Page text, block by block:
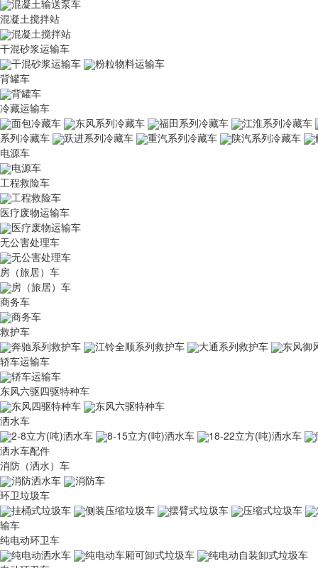
混凝土输送泵车
混凝土搅拌站
混凝土搅拌站
干混砂浆运输车
干混砂浆运输车
粉粒物料运输车
背罐车
背罐车
冷藏运输车
面包冷藏车
东风系列冷藏车 福田系列冷藏车
江淮系列冷藏车
系列冷藏车
跃进系列冷藏车 重汽系列冷藏车 陕汽系列冷藏车
电源车
电源车
工程救险车
工程救险车
医疗废物运输车
医疗废物运输车
无公害处理车
无公害处理车
房（旅居）车
房（旅居）车
商务车
商务车
救护车
奔驰系列救护车
江铃全顺系列救护车 大通系列救护车
东风御
轿车运输车
轿车运输车
东风六驱四驱特种车
东风四驱特种车
东风六驱特种车
洒水车
2-8立方(吨)洒水车
8-15立方(吨)洒水车 18-22立方(吨)洒水车
洒水车配件
消防（洒水）车
消防洒水车
消防车
环卫垃圾车
挂桶式垃圾车
侧装压缩垃圾车 摆臂式垃圾车 压缩式垃圾车
输车
纯电动环卫车
纯电动洒水车
纯电动车厢可卸式垃圾车
纯电动自装卸式垃圾车